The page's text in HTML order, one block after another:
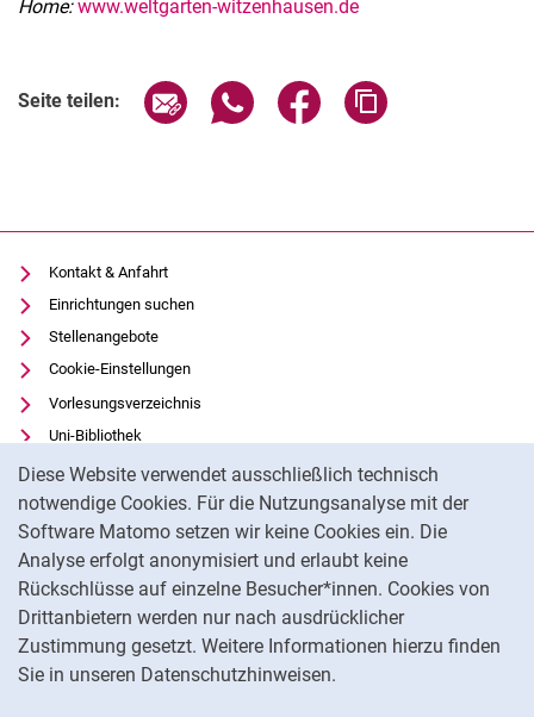
Diese Website verwendet ausschließlich technisch
notwendige Cookies. Für die Nutzungsanalyse mit der
Software Matomo setzen wir keine Cookies ein. Die
Analyse erfolgt anonymisiert und erlaubt keine
Rückschlüsse auf einzelne Besucher*innen. Cookies von
Drittanbietern werden nur nach ausdrücklicher
Zustimmung gesetzt. Weitere Informationen hierzu finden
Sie in unseren Datenschutzhinweisen.
Home:www.weltgarten-witzenhausen.de
Seite teilen: Seite über E-Mail teilen
Seite über WhatsApp teilen
Seite über Facebook
Kontakt & Anfahrt
Einrichtungen suchen
Stellenangebote
Cookie-Einstellungen
Vorlesungsverzeichnis
Uni-Bibliothek
Moodle
Panopto
Datenschutz
Barrierefreiheit
Transparenter KI-Einsatz